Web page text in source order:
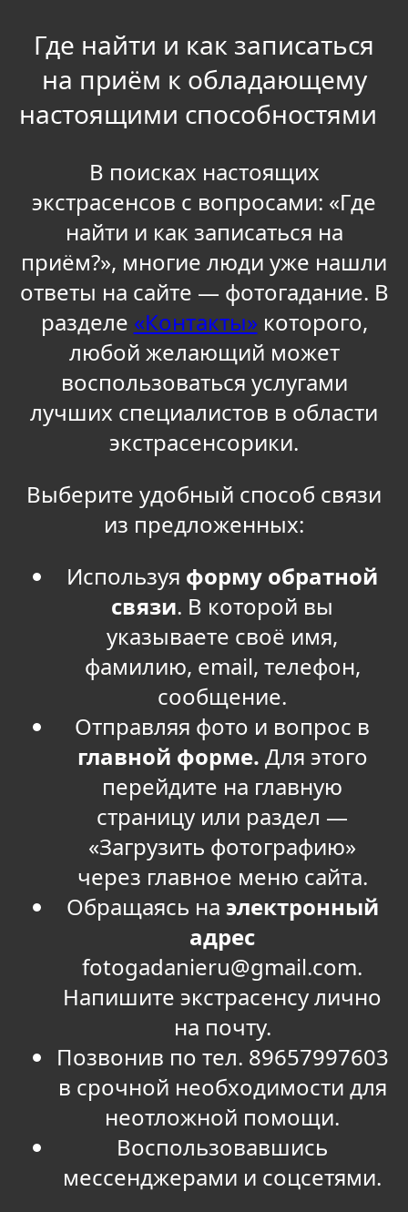
Где найти и как записаться
на приём к обладающему
настоящими способностями
В поисках настоящих
экстрасенсов с вопросами: «Где
найти и как записаться на
приём?», многие люди уже нашли
ответы на сайте — фотогадание. В
разделе «Контакты»которого,
любой желающий может
воспользоваться услугами
лучших специалистов в области
экстрасенсорики.
Выберите удобный способ связи
из предложенных:
Используя форму обратной
связи. В которой вы
указываете своё имя,
фамилию, email, телефон,
сообщение.
Отправляя фото и вопрос в
главной форме. Для этого
перейдите на главную
страницу или раздел —
«Загрузить фотографию»
через главное меню сайта.
Обращаясь на электронный
адрес
fotogadanieru@gmail.com.
Напишите экстрасенсу лично
на почту.
Позвонив по тел. 89657997603
в срочной необходимости для
неотложной помощи.
Воспользовавшись
мессенджерами и соцсетями.